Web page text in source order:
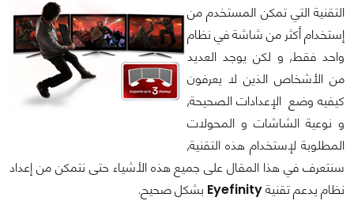
التقنية التي تمكن المستخدم من
إستخدام أكثر من شاشة في نظام
واحد فقط, و لكن يوجد العديد
من الأشخاص الذين لا يعرفون
كيفيه وضع الإعدادات الصحيحة,
و نوعية الشاشات و المحولات
المطلوبة لإستخدام هذه التقنية,
سنتعرف في هذا المقال على جميع هذه الأشياء حتى نتمكن من إعداد
نظام يدعم تقنيةEyefinity بشكل صحيح.